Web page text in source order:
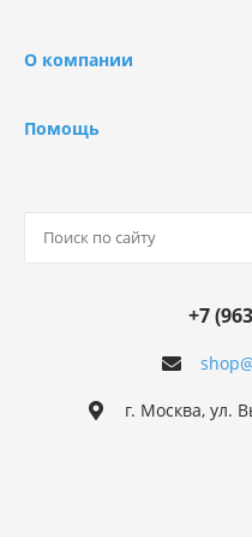
О компании
Помощь
+7
г. Москва, ул.